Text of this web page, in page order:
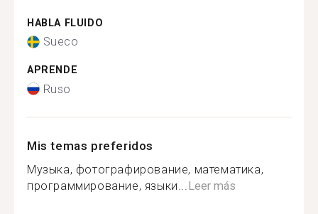
HABLA FLUIDO
Sueco
APRENDE
Ruso
Mis temas preferidos
Музыка, фотографирование, математика,
программирование, языки... Leer más